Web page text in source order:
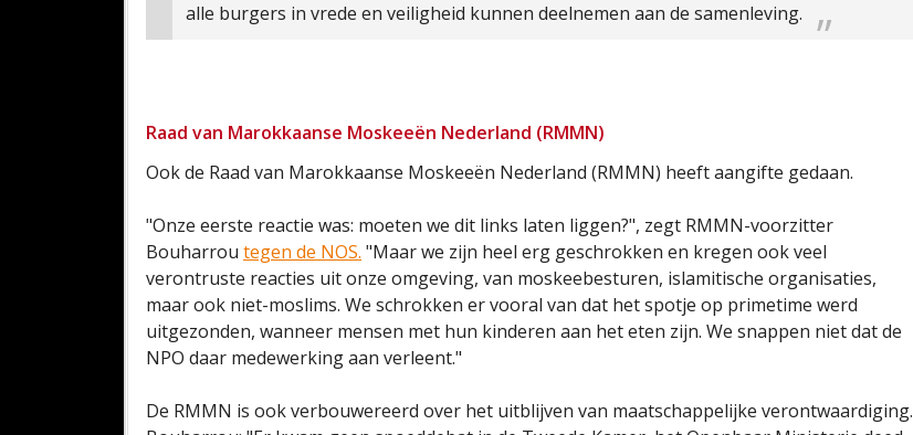
alle burgers in vrede en veiligheid kunnen deelnemen aan de samenleving.
Raad van Marokkaanse Moskeeën Nederland (RMMN)
Ook de Raad van Marokkaanse Moskeeën Nederland (RMMN) heeft aangifte gedaan.
"Onze eerste reactie was: moeten we dit links laten liggen?", zegt RMMN-voorzitter
Bouharrou tegen de NOS. "Maar we zijn heel erg geschrokken en kregen ook veel
verontruste reacties uit onze omgeving, van moskeebesturen, islamitische organisaties,
maar ook niet-moslims. We schrokken er vooral van dat het spotje op primetime werd
uitgezonden, wanneer mensen met hun kinderen aan het eten zijn. We snappen niet dat de
NPO daar medewerking aan verleent."
De RMMN is ook verbouwereerd over het uitblijven van maatschappelijke verontwaardiging.